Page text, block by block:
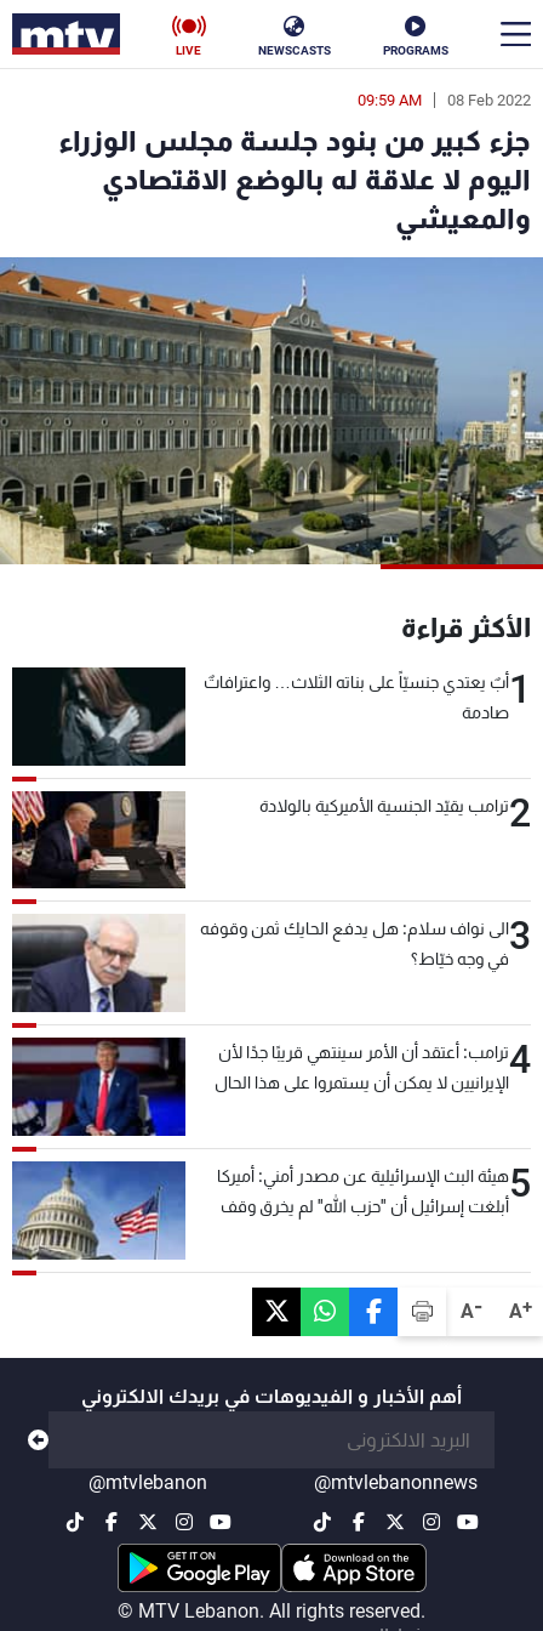
PROGRAMS
NEWSCASTS
LIVE
A+
A-
08 Feb 2022
09:59 AM
جزء كبير من بنود جلسة مجلس الوزراء
اليوم لا علاقة له بالوضع الاقتصادي
والمعيشي
الأكثر قراءة
1أبٌ يعتدي جنسيّاً على بناته الثلاث… واعترافاتٌ
صادمة
2ترامب يقيّد الجنسية الأميركية بالولادة
3الى نواف سلام: هل يدفع الحايك ثمن وقوفه
في وجه خيّاط؟
4ترامب: أعتقد أن الأمر سينتهي قريبًا جدًا لأن
الإيرانيين لا يمكن أن يستمروا على هذا الحال
5هيئة البث الإسرائيلية عن مصدر أمني: أميركا
أبلغت إسرائيل أن "حزب الله" لم يخرق وقف
أهم الأخبار و الفيديوهات في بريدك الالكتروني
@mtvlebanonnews
@mtvlebanon
© MTV Lebanon. All rights reserved.
en
الأخبار
سياسة
رياضة
كأس العالم
البرامج
جدول البرامج
شاهد البرامج
عن MTV
الإنـتـاج
وظائف
شروط الإسـتخدام